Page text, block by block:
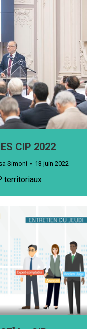
CIP 2022
Simoni 13 juin 2022
territoriaux